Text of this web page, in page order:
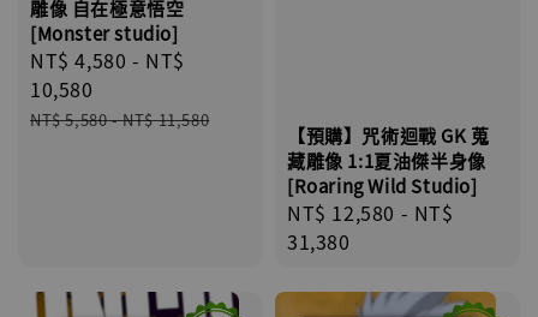
雕像 自在極意悟空
[Monster studio]
Sale
price
NT$ 4,580 - NT$
10,580
Regular
NT$ 5,580-NT$ 11,580
【預購】咒術迴戰 GK 蒐
藏雕像 1:1夏油傑半身像
[Roaring Wild Studio]
Regular
price
NT$ 12,580 - NT$
31,380